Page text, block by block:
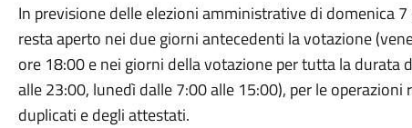
In previsione delle elezioni amministrative di domenica
resta aperto nei due giorni antecedenti la votazione
ore 18:00 e nei giorni della votazione per tutta la durata
alle 23:00, lunedì dalle 7:00 alle 15:00), per le
duplicati e degli attestati.